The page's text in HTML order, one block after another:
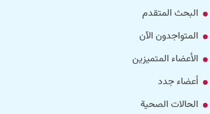
البحث المتقدم
المتواجدون الآن
الأعضاء المتميزين
أعضاء جدد
الحالات الصحية